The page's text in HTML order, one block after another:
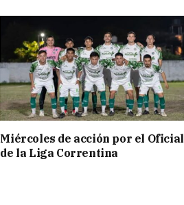
Miércoles de acción por el Oficial
de la Liga Correntina